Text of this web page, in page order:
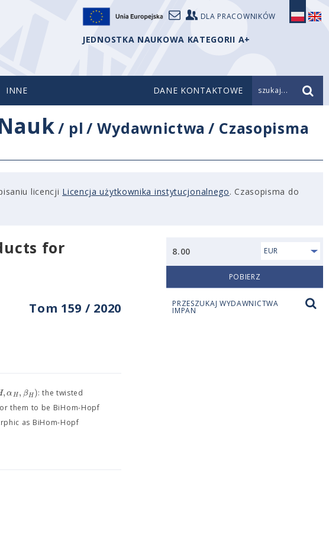
DLA PRACOWNIKÓW
JEDNOSTKA NAUKOWA KATEGORII A+
INNE DANE KONTAKTOWE szukaj...
/ pl /Wydawnictwa / Czasopisma
licencji Licencja użytkownika instytucjonalnego. Czasopisma do
for
Tom 159 / 2020
,αH, βH): the twisted
them to be BiHom-Hopf
as BiHom-Hopf
8.00 EUR
POBIERZ
PRZESZUKAJ WYDAWNICTWA
IMPAN